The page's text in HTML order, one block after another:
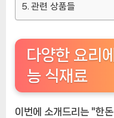
관련 상품들
다양한 요리
능 식재료
이번에 소개드리는 "한